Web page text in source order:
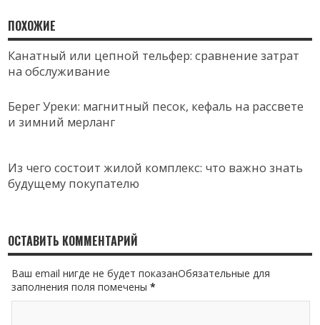
ПОХОЖИЕ
Канатный или цепной тельфер: сравнение затрат
на обслуживание
Берег Уреки: магнитный песок, кефаль на рассвете
и зимний мерланг
Из чего состоит жилой комплекс: что важно знать
будущему покупателю
ОСТАВИТЬ КОММЕНТАРИЙ
Ваш email нигде не будет показанОбязательные для
заполнения поля помечены*